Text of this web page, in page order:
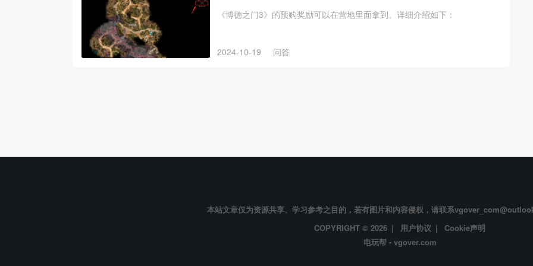
《博德之门3》的预购奖励可以在营地里面拿到。详细介绍如下：
2024-10-19 问答
本站文章仅为资源共享、学习参考之目的，若有图片和内容侵权，请联系
COPYRIGHT © 2026 | 用户协议 | Cookie声明
电玩帮 - vgover.com